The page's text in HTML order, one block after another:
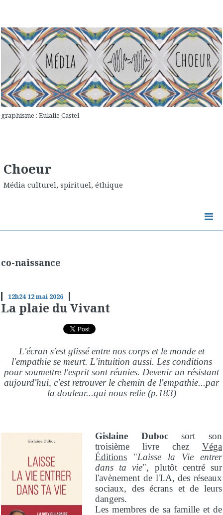
graphisme : Eulalie Castel
Choeur
Média culturel, spirituel, éthique
co-naissance
12h2412mai 2026
La plaie du Vivant
L'écran s'est glissé entre nos corps et le monde et
l'empathie se meurt. L'intuition aussi. Les conditions
pour soumettre l'esprit sont réunies. Devenir un résistant
aujourd'hui, c'est retrouver le chemin de l'empathie...par
la douleur...qui nous relie (p.183)
Gislaine Dubocsort son
troisième livre chez Véga
Éditions "Laisse la Vie entrer
dans ta vie", plutôt centré sur
l'avènement de l'I.A, des réseaux
sociaux, des écrans et de leurs
dangers.
Les membres de sa famille et de